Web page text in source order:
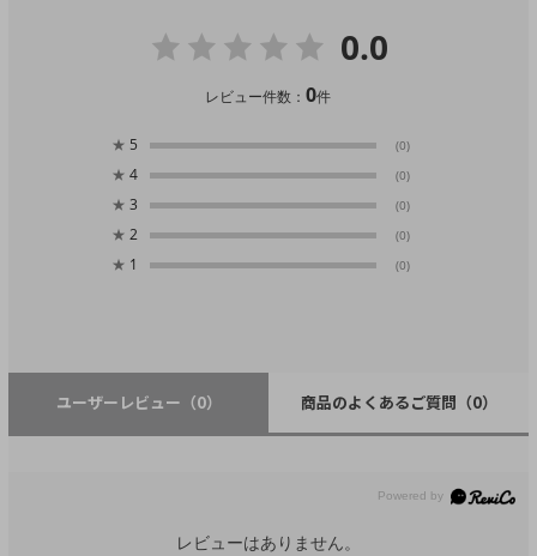
0.0
レビュー件数：0件
★ 5 (0)
★ 4 (0)
★ 3 (0)
★ 2 (0)
★ 1 (0)
ユーザーレビュー （0） 商品のよくあるご質問 （0）
レビューはありません。